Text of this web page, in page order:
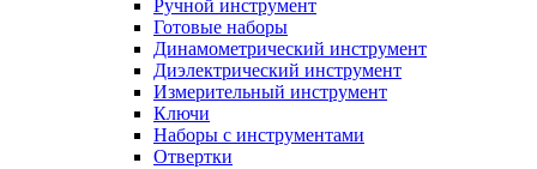
Ручной инструмент
Готовые наборы
Динамометрический инструмент
Диэлектрический инструмент
Измерительный инструмент
Ключи
Наборы с инструментами
Отвертки